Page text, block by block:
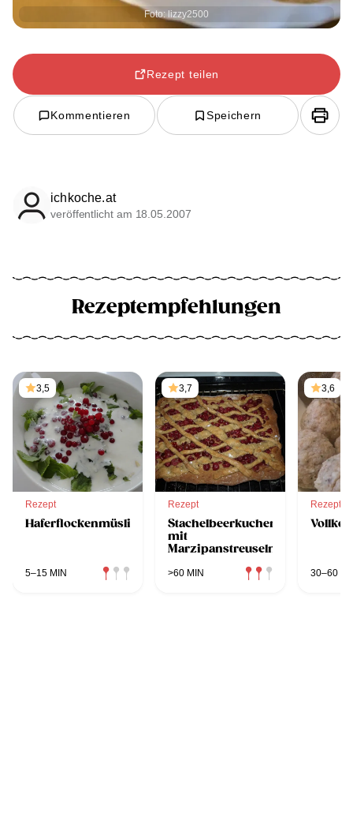
Foto: lizzy2500
Rezept teilen
Kommentieren Speichern
ichkoche.at
veröffentlicht am 18.05.2007
Rezeptempfehlungen
3,5
Rezept
Haferflockenmüsli
5–15 MIN
3,7
Rezept
Stachelbeerkuchen
mit
Marzipanstreuseln
>60 MIN
3,6
Rezept
30–60